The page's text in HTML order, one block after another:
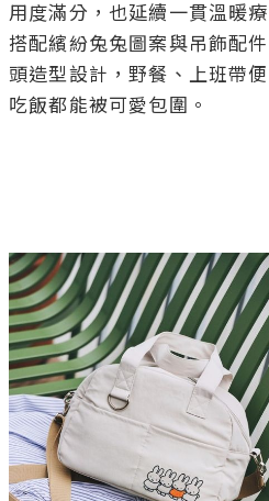
用度滿分，也延續一貫溫暖
搭配繽紛兔兔圖案與吊飾配
頭造型設計，野餐、上班帶
吃飯都能被可愛包圍。